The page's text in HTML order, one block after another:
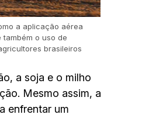
a aplicação aérea
o uso de
brasileiros
a soja e o milho
Mesmo assim, a
enfrentar um